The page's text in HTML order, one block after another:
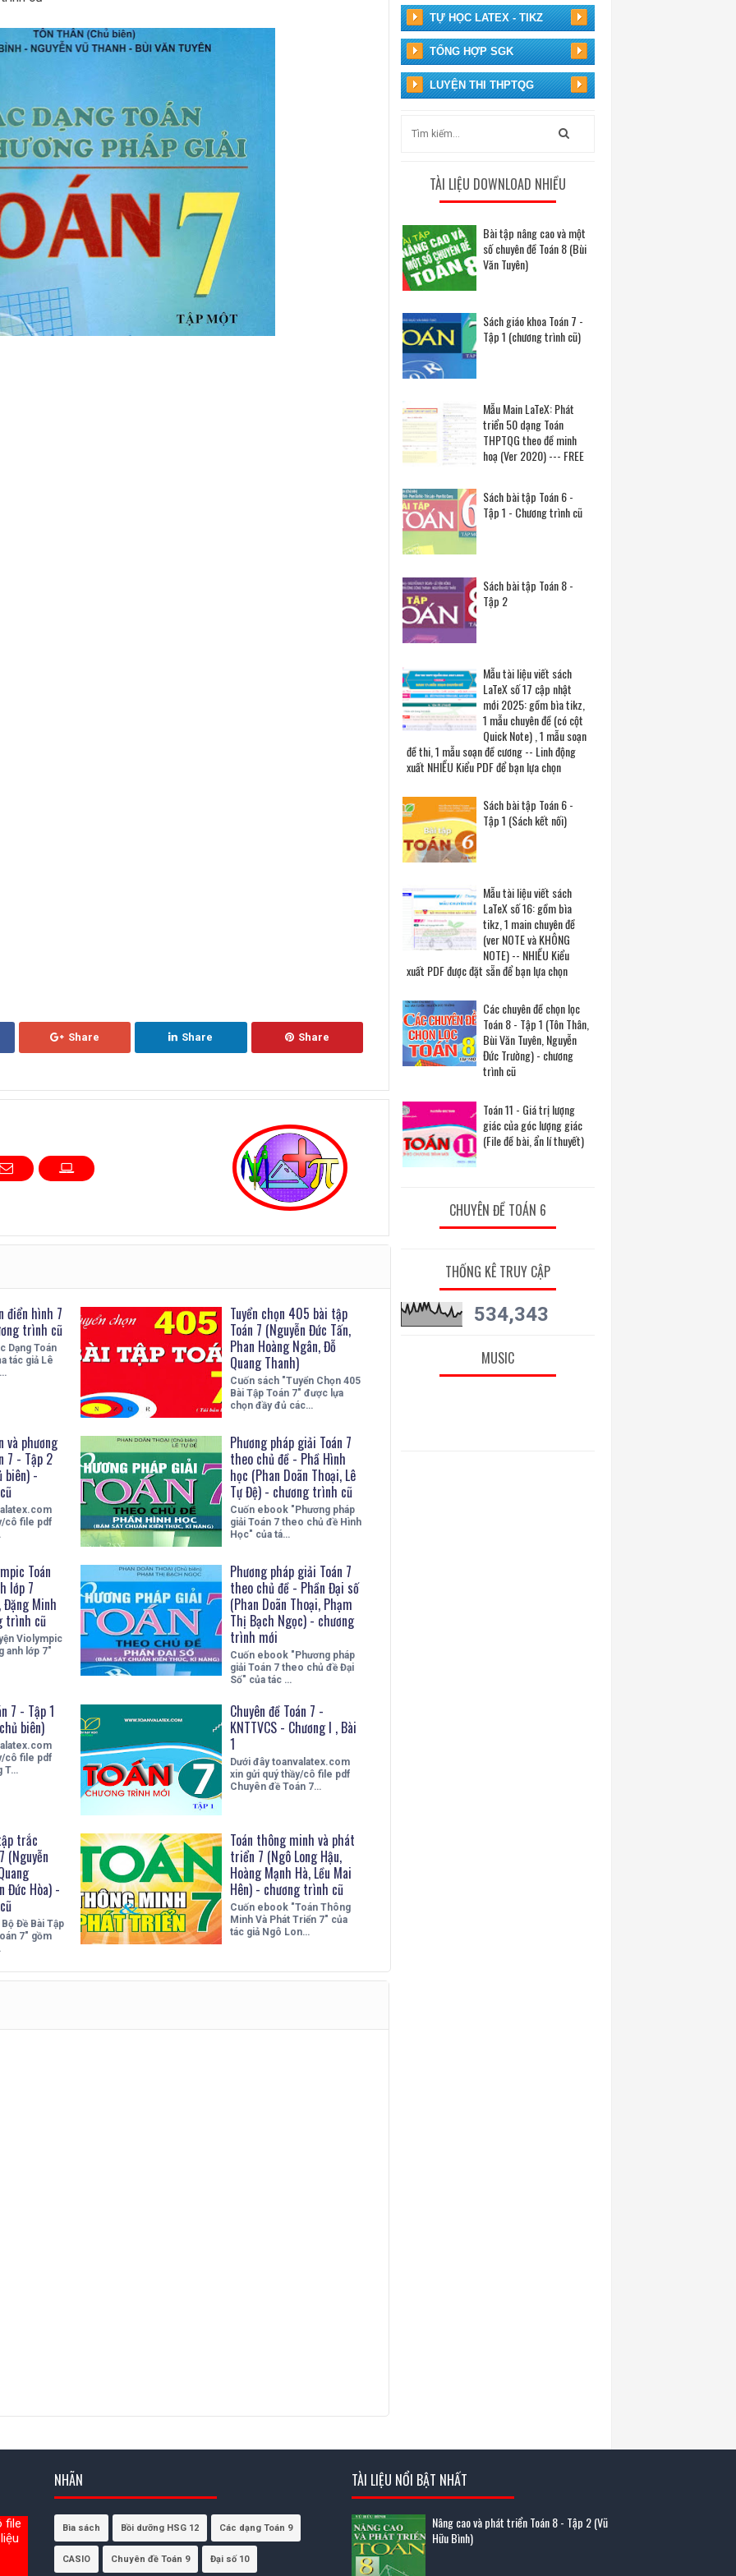
I, Bài 1 (Full giải)
trường THPT Lương Thế Vinh, tỉnh Quảng Nam
THCS Vân Đồn, quận 4, thành phố Hồ Chí Minh
THCS Trung Kiên, huyện Yên Lạc, tỉnh Vĩnh Phúc
mặt phẳng (có trắc nghiệm mới + lời giải chi tiết) toanvalatex.com
Share Share Share
điển hình 7
trình cũ
Dạng Toán
tác giả Lê
Tuyển chọn 405 bài tập
Toán 7 (Nguyễn Đức Tấn,
Phan Hoàng Ngân, Đỗ
Quang Thanh)
Cuốn sách "Tuyển Chọn 405
Bài Tập Toán 7" được lựa
chọn đầy đủ các…
và phương
7 - Tập 2
biên) -
cô file pdf
Phương pháp giải Toán 7
theo chủ đề - Phầ Hình
học (Phan Doãn Thoại, Lê
Tự Đệ) - chương trình cũ
Cuốn ebook "Phương pháp
giải Toán 7 theo chủ đề Hình
Học" của tá…
Toán
lớp 7
Đặng Minh
trình cũ
Violympic
anh lớp 7"
Phương pháp giải Toán 7
theo chủ đề - Phần Đại số
(Phan Doãn Thoại, Phạm
Thị Bạch Ngọc) - chương
trình mới
Cuốn ebook "Phương pháp
giải Toán 7 theo chủ đề Đại
Số" của tác …
7 - Tập 1
biên)
cô file pdf
T…
Chuyên đề Toán 7 -
KNTTVCS - Chương I , Bài
1
Dưới đây toanvalatex.com
xin gửi quý thầy/cô file pdf
Chuyên đề Toán 7…
trắc
(Nguyễn
Đức Hòa) -
Đề Bài Tập
7" gồm
Toán thông minh và phát
triển 7 (Ngô Long Hậu,
Hoàng Mạnh Hà, Lều Mai
Hên) - chương trình cũ
Cuốn ebook "Toán Thông
Minh Và Phát Triển 7" của
tác giả Ngô Lon…
TỰ HỌC LATEX - TIKZ
TỔNG HỢP SGK
LUYỆN THI THPTQG
TÀI LIỆU DOWNLOAD NHIỀU
Bài tập nâng cao và một
số chuyên đề Toán 8 (Bùi
Văn Tuyên)
Sách giáo khoa Toán 7 -
Tập 1 (chương trình cũ)
Mẫu Main LaTeX: Phát
triển 50 dạng Toán
THPTQG theo đề minh
hoạ (Ver 2020) --- FREE
Sách bài tập Toán 6 -
Tập 1 - Chương trình cũ
Sách bài tập Toán 8 -
Tập 2
Mẫu tài liệu viết sách
LaTeX số 17 cập nhật
mới 2025: gồm bìa tikz,
1 mẫu chuyên đề (có cột
Quick Note) , 1 mẫu soạn
đề thi, 1 mẫu soạn đề cương -- Linh động
xuất NHIỀU Kiểu PDF để bạn lựa chọn
Sách bài tập Toán 6 -
Tập 1 (Sách kết nối)
Mẫu tài liệu viết sách
LaTeX số 16: gồm bìa
tikz, 1 main chuyên đề
(ver NOTE và KHÔNG
NOTE) -- NHIỀU Kiểu
xuất PDF được đặt sẵn để bạn lựa chọn
Các chuyên đề chọn lọc
Toán 8 - Tập 1 (Tôn Thân,
Bùi Văn Tuyên, Nguyễn
Đức Trường) - chương
trình cũ
Toán 11 - Giá trị lượng
giác của góc lượng giác
(File đề bài, ẩn lí thuyết)
CHUYÊN ĐỀ TOÁN 6
THỐNG KÊ TRUY CẬP
534,343
MUSIC
file
NHÃN
Bìa sách Bồi dưỡng HSG 12 Các dạng Toán 9
CASIO Chuyên đề Toán 9 Đại số 10
TÀI LIỆU NỔI BẬT NHẤT
Nâng cao và phát triển Toán 8 - Tập 2 (Vũ
Hữu Bình)